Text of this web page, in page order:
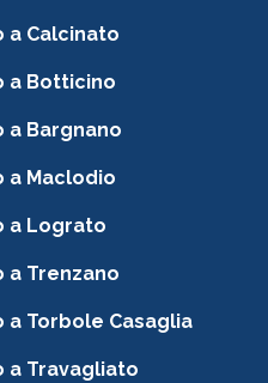
a Calcinato
a Botticino
a Bargnano
a Maclodio
a Lograto
a Trenzano
a Torbole Casaglia
a Travagliato